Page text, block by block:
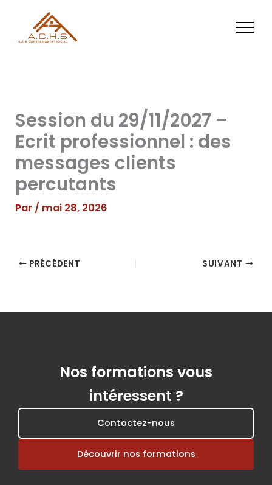
contenu
Session du 29/11/2027 –
Ecrit professionnel : des
messages clients
percutants
Par / mai 28, 2026
PRÉCÉDENT SUIVANT
Nos formations vous
intéressent ?
Contactez-nous
Découvrir nos formations